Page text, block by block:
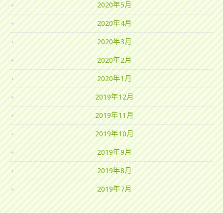
2020年5月
2020年4月
2020年3月
2020年2月
2020年1月
2019年12月
2019年11月
2019年10月
2019年9月
2019年8月
2019年7月